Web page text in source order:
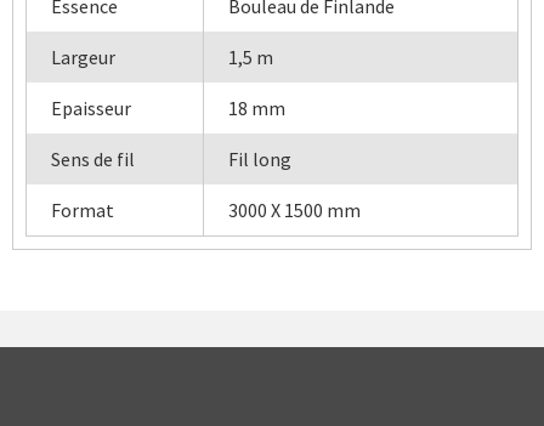
Essence Bouleau de Finlande
Largeur 1,5 m
Epaisseur 18 mm
Sens de fil Fil long
Format 3000 X 1500 mm